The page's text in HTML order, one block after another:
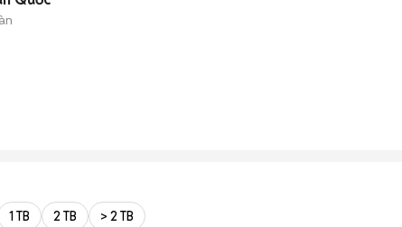
1 TB 2 TB > 2 TB